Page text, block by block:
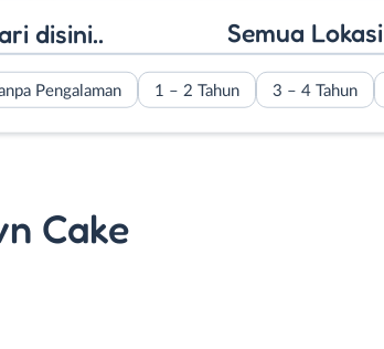
Semua Lokasi
Pengalaman 1 – 2 Tahun 3 – 4 Tahun
Cake